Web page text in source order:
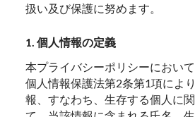
扱い及び保護に努めます。
1. 個人情報の定義
本プライバシーポリシーにおい
個人情報保護法第2条第1項によ
報、すなわち、生存する個人に